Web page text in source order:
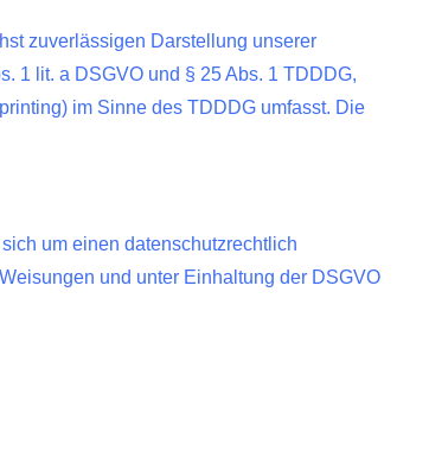
zuverlässigen Darstellung unserer
1 lit. a DSGVO und § 25 Abs. 1 TDDDG,
im Sinne des TDDDG umfasst. Die
um einen datenschutzrechtlich
und unter Einhaltung der DSGVO